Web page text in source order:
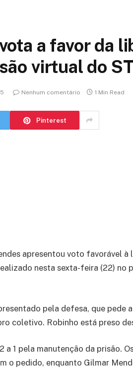
a favor da
virtual do
Nenhum comentário 1 Min Read
Pinterest
apresentou voto favorável
nesta sexta-feira (22) no
pela defesa, que pede
coletivo. Robinho está preso
a 1 pela manutenção da prisão.
o pedido, enquanto Gilmar